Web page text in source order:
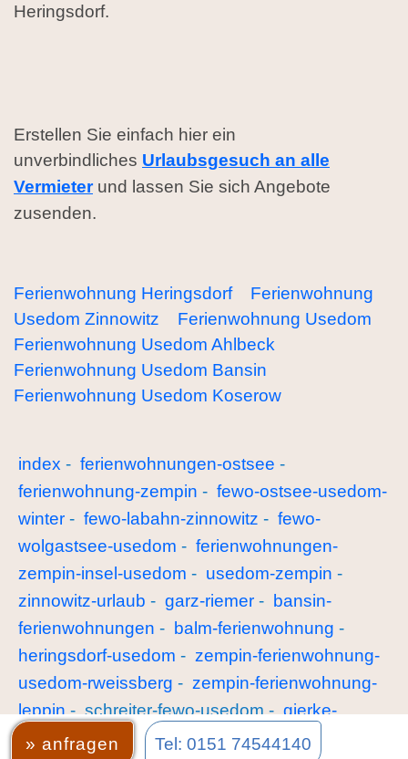
» anfragen Tel: 0151 74544140
Heringsdorf.
Erstellen Sie einfach hier ein
unverbindliches Urlaubsgesuch an alle
Vermieterund lassen Sie sich Angebote
zusenden.
Ferienwohnung Heringsdorf
Ferienwohnung
Usedom Zinnowitz
Ferienwohnung Usedom
Ferienwohnung Usedom Ahlbeck
Ferienwohnung Usedom Bansin
Ferienwohnung Usedom Koserow
index - ferienwohnungen-ostsee -
ferienwohnung-zempin - fewo-ostsee-usedom-
winter - fewo-labahn-zinnowitz - fewo-
wolgastsee-usedom - ferienwohnungen-
zempin-insel-usedom - usedom-zempin -
zinnowitz-urlaub - garz-riemer -
bansin-
ferienwohnungen - balm-ferienwohnung -
heringsdorf-usedom - zempin-ferienwohnung-
usedom-rweissberg - zempin-ferienwohnung-
leppin- schreiter-fewo-usedom -gierke-
ferienwohnung-wolgastsee -werbung-buchen